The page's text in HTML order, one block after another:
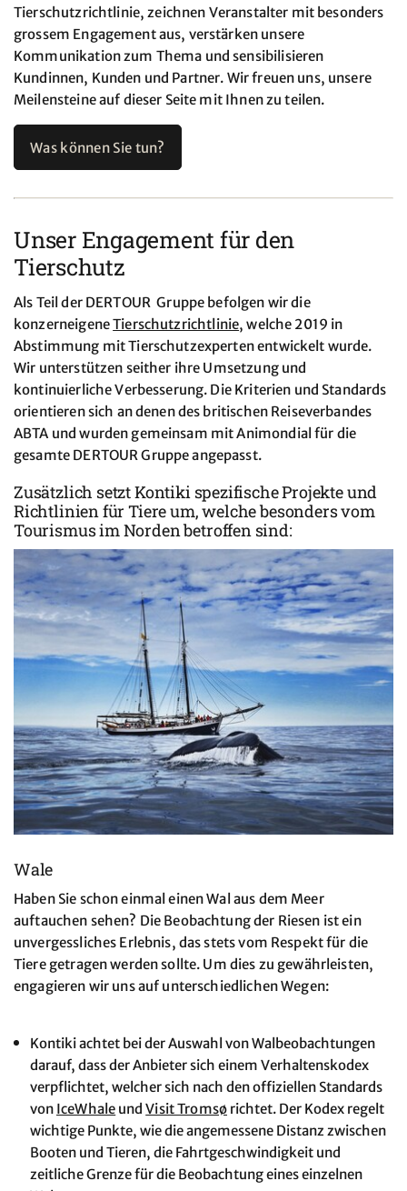
Tierschutzrichtlinie, zeichnen Veranstalter mit besonders
grossem Engagement aus, verstärken unsere
Kommunikation zum Thema und sensibilisieren
Kundinnen, Kunden und Partner. Wir freuen uns, unsere
Meilensteine auf dieser Seite mit Ihnen zu teilen.
Was können Sie tun?
Unser Engagement für den
Tierschutz
Als Teil der DERTOUR Gruppe befolgen wir die
konzerneigeneTierschutzrichtlinie, welche 2019 in
Abstimmung mit Tierschutzexperten entwickelt wurde.
Wir unterstützen seither ihre Umsetzung und
kontinuierliche Verbesserung. Die Kriterien und Standards
orientieren sich an denen des britischen Reiseverbandes
ABTA und wurden gemeinsam mit Animondial für die
gesamte DERTOUR Gruppe angepasst.
Zusätzlich setzt Kontiki spezifische Projekte und
Richtlinien für Tiere um, welche besonders vom
Tourismus im Norden betroffen sind:
Wale
Haben Sie schon einmal einen Wal aus dem Meer
auftauchen sehen? Die Beobachtung der Riesen ist ein
unvergessliches Erlebnis, das stets vom Respekt für die
Tiere getragen werden sollte. Um dies zu gewährleisten,
engagieren wir uns auf unterschiedlichen Wegen:
Kontiki achtet bei der Auswahl von Walbeobachtungen
darauf, dass der Anbieter sich einem Verhaltenskodex
verpflichtet, welcher sich nach den offiziellen Standards
von IceWhale undVisit Tromsø richtet. Der Kodex regelt
wichtige Punkte, wie die angemessene Distanz zwischen
Booten und Tieren, die Fahrtgeschwindigkeit und
zeitliche Grenze für die Beobachtung eines einzelnen